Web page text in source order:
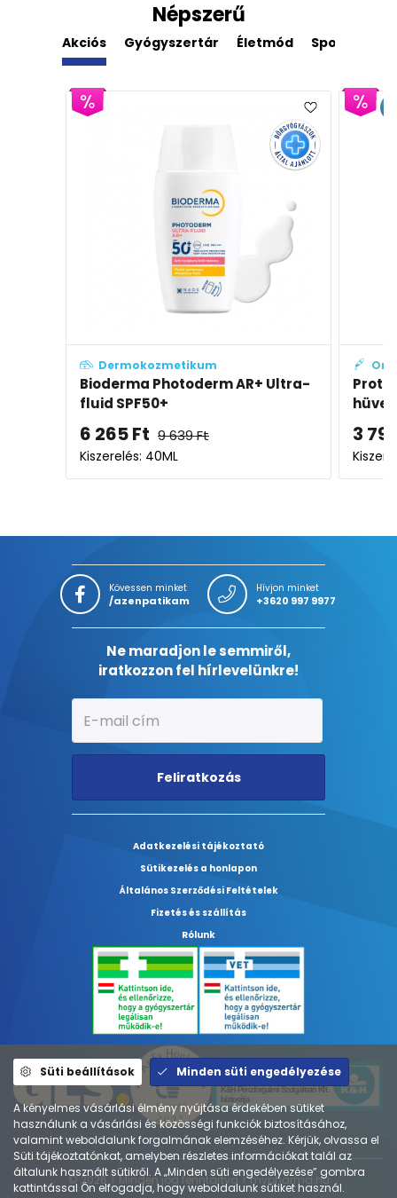
Népszerű
Akciós Gyógyszertár Életmód Sport
Dermokozmetikum
Bioderma Photoderm AR+ Ultra-
fluid SPF50+
6 265Ft 9 639Ft
Kiszerelés: 40ML
3
Kövessen minket
/azenpatikam
Hívjon minket
+3620 997 9977
Ne maradjon le semmiről,
iratkozzon fel hírlevelünkre!
Feliratkozás
Adatkezelési tájékoztató
Sütikezelés a honlapon
Általános Szerződési Feltételek
Fizetés és szállítás
Rólunk
© 2026 ⚕︎ Minden jog fenntartva ⚕︎ mypharma.hu
Süti beállítások Minden süti engedélyezése
A kényelmes vásárlási élmény nyújtása érdekében sütiket
használunk a vásárlási és közösségi funkciók biztosításához,
valamint weboldalunk forgalmának elemzéséhez. Kérjük, olvassa el
Süti tájékoztatónkat, amelyben részletes információkat talál az
általunk használt sütikről. A „Minden süti engedélyezése” gombra
kattintással Ön elfogadja, hogy weboldalunk sütiket használ.